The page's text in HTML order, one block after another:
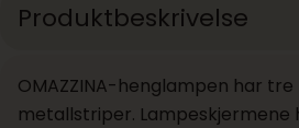
Produktbeskrivelse
OMAZZINA-henglampen har
metallstriper.